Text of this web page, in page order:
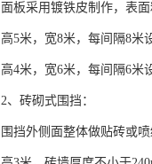
面板采用镀铁皮制作，表
高5米，宽8米，每间隔8米
高4米，宽6米，每间隔6米
2、砖砌式围挡：
围挡外侧面整体做贴砖或喷